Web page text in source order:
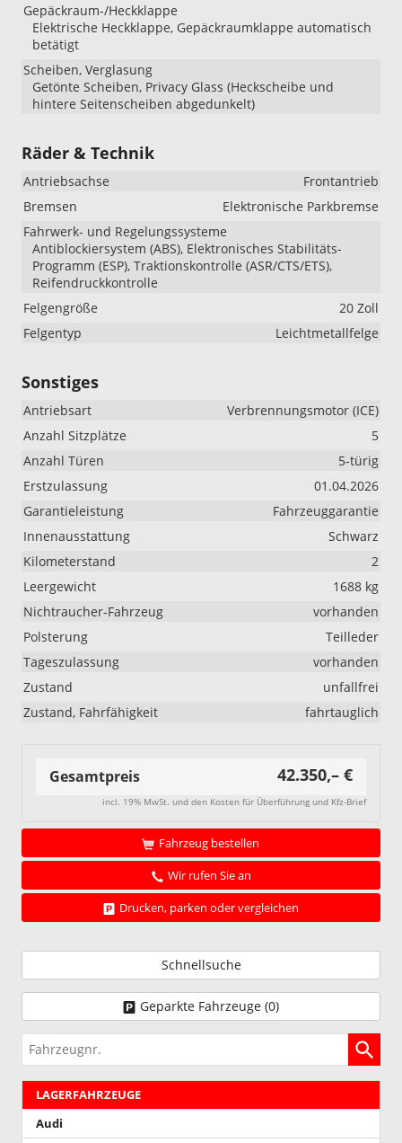
Gepäckraum-/Heckklappe
Elektrische Heckklappe, Gepäckraumklappe automatisch
betätigt
Scheiben, Verglasung
Getönte Scheiben, Privacy Glass (Heckscheibe und
hintere Seitenscheiben abgedunkelt)
Räder & Technik
Antriebsachse
Frontantrieb
Bremsen
Elektronische Parkbremse
Fahrwerk- und Regelungssysteme
Antiblockiersystem (ABS), Elektronisches Stabilitäts-
Programm (ESP), Traktionskontrolle (ASR/CTS/ETS),
Reifendruckkontrolle
Felgengröße
20 Zoll
Felgentyp
Leichtmetallfelge
Sonstiges
Antriebsart
Verbrennungsmotor (ICE)
Anzahl Sitzplätze
5
Anzahl Türen
5-türig
Erstzulassung
01.04.2026
Garantieleistung
Fahrzeuggarantie
Innenausstattung
Schwarz
Kilometerstand
2
Leergewicht
1688 kg
Nichtraucher-Fahrzeug
vorhanden
Polsterung
Teilleder
Tageszulassung
vorhanden
Zustand
unfallfrei
Zustand, Fahrfähigkeit
fahrtauglich
Gesamtpreis 42.350,– €
incl. 19% MwSt. und den Kosten für Überführung und Kfz-Brief
Fahrzeug bestellen
Wir rufen Sie an
Drucken, parken oder vergleichen
Schnellsuche
Geparkte Fahrzeuge (0)
Fahrzeugnr.
LAGERFAHRZEUGE
Audi